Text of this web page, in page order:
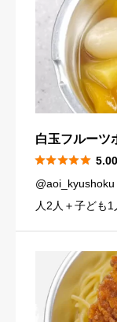
白玉フルーツ
 5.00
人2人＋子ども
4g） （白玉